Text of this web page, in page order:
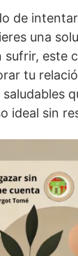
de
una
sufrir, este
tu
ideal sin